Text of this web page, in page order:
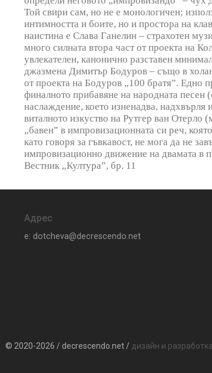
Той свири сам, но не е монологичен;
интимността и боите, но и простора на
наистина е Слава Ганелин – страхотен
много силната втора част от проекта на
увлекателен, канонично разставен
джазмена Димитър Бодуров – също в
от проекта на Бодуров „100 братя”. Едно
финалното прибавяне на народната песен
наслаждение, което изненадва, надхвърля
виталното изкуство на Рутгер ван Отерло
„бавен” в импровизационната си реч,
като говоря за гъвкавост, не мога да не
импровизационно движение на двамата в
Вестник „Култура”, бр. 11
Адрес
e: dotcheva@decrescendo.net
© 2020-2026 / decrescendo.net / дизайн и